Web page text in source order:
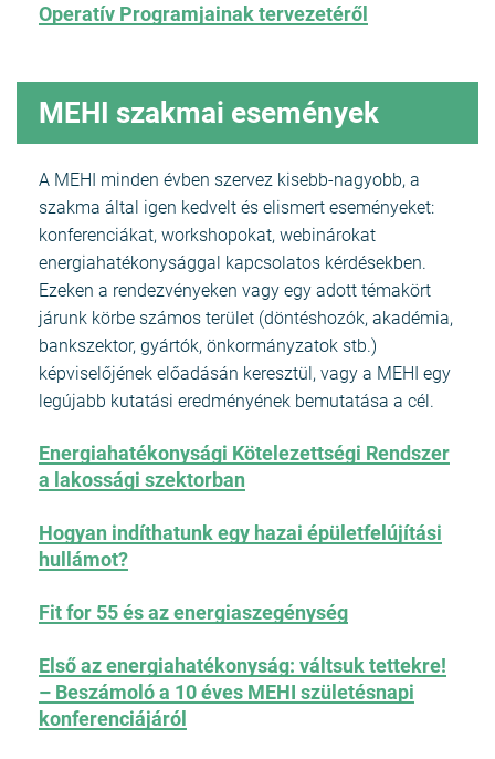
Operatív Programjainak tervezetéről
MEHI szakmai események
A MEHI minden évben szervez kisebb-nagyobb, a
szakma által igen kedvelt és elismert eseményeket:
konferenciákat, workshopokat, webinárokat
energiahatékonysággal kapcsolatos kérdésekben.
Ezeken a rendezvényeken vagy egy adott témakört
járunk körbe számos terület (döntéshozók, akadémia,
bankszektor, gyártók, önkormányzatok stb.)
képviselőjének előadásán keresztül, vagy a MEHI egy
legújabb kutatási eredményének bemutatása a cél.
Energiahatékonysági Kötelezettségi Rendszer
a lakossági szektorban
Hogyan indíthatunk egy hazai épületfelújítási
hullámot?
Fit for 55 és az energiaszegénység
Első az energiahatékonyság: váltsuk tettekre!
– Beszámoló a 10 éves MEHI születésnapi
konferenciájáról